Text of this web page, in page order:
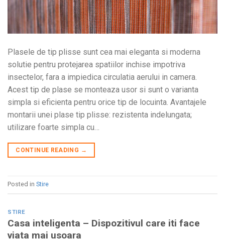
Plasele de tip plisse sunt cea mai eleganta si moderna
solutie pentru protejarea spatiilor inchise impotriva
insectelor, fara a impiedica circulatia aerului in camera.
Acest tip de plase se monteaza usor si sunt o varianta
simpla si eficienta pentru orice tip de locuinta. Avantajele
montarii unei plase tip plisse: rezistenta indelungata;
utilizare foarte simpla cu…
CONTINUE READING →
Posted in Stire
STIRE
Casa inteligenta – Dispozitivul care iti face
viata mai usoara